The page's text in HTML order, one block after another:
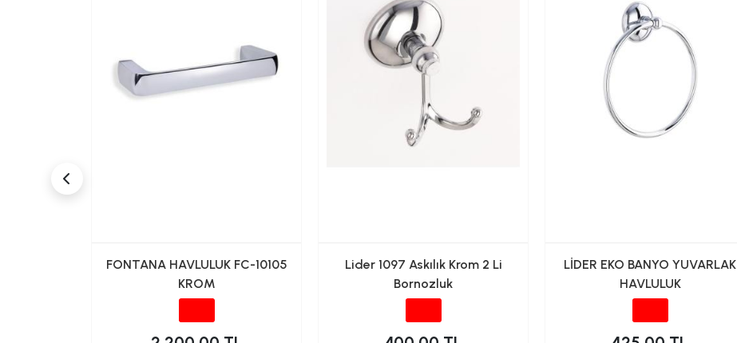
FONTANA HAVLULUK FC-10105
KROM
Lider 1097 Askılık Krom 2 Li
Bornozluk
LİDER EKO BANYO YUVARLAK
HAVLULUK